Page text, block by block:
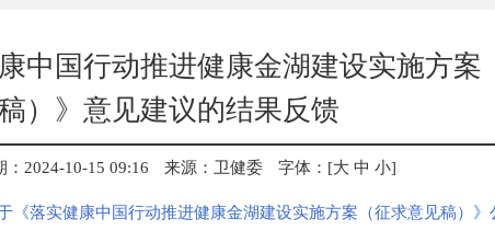
中国行动推进健康金湖建设实施方案
）》意见建议的结果反馈
：2024-10-15 09:16 来源：卫健委 字体：[大 中 小]
《落实健康中国行动推进健康金湖建设实施方案（征求意见稿）